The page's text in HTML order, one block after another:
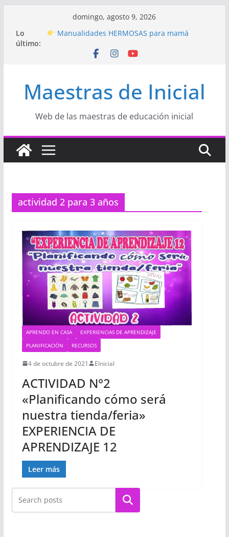
contenido
domingo, agosto 9, 2026
Lo
último:
Hermosos dibujos para MAMÁ: colorea con
amor en Inicial
(fáciles y llenas de amor)
Proyecto
“Celebramos con Alegría la Semana
de la Educación Inicial»
Mamá hecho con amor
Maestras de Inicial
Web de las maestras de educación inicial
actividad 2 para 3 años
APRENDO EN CASA
EXPERIENCIAS DE APRENDIZAJE
PLANIFICACIÓN
RECURSOS
4 de octubre de 2021 EInicial
ACTIVIDAD N°2
«Planificando cómo será
nuestra tienda/feria»
EXPERIENCIA DE
APRENDIZAJE 12
Leer más
Buscar